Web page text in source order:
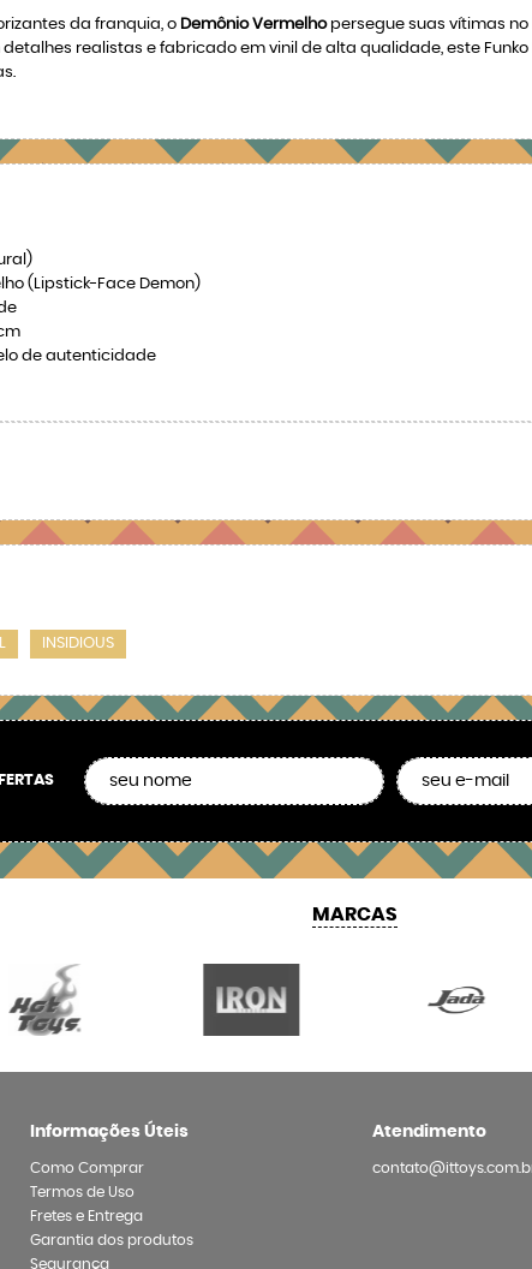
da franquia, o Demônio Vermelhopersegue suas vítimas no
realistas e fabricado em vinil de alta qualidade, este
(Lipstick-Face Demon)
de autenticidade
INSIDIOUS
MARCAS
Informações Úteis
Como Comprar
Termos de Uso
Fretes e Entrega
Garantia dos produtos
Segurança
Atendimento